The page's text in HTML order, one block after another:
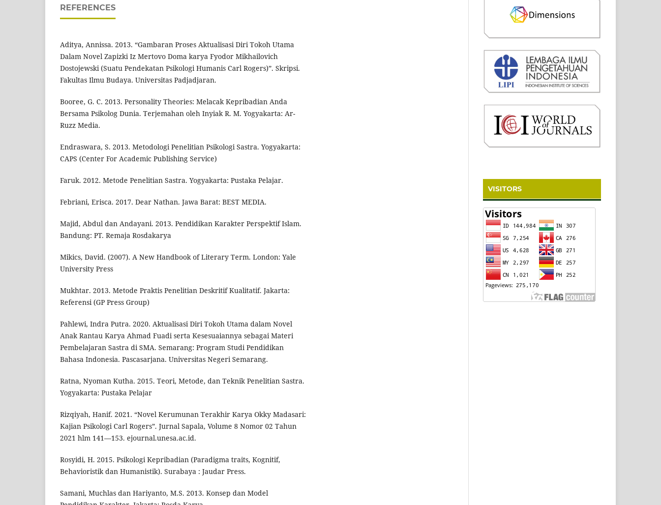
REFERENCES
Aditya, Annissa. 2013. “Gambaran Proses Aktualisasi Diri Tokoh Utama
Dalam Novel Zapizki Iz Mertovo Doma karya Fyodor Mikhailovich
Dostojewski (Suatu Pendekatan Psikologi Humanis Carl Rogers)”. Skripsi.
Fakultas Ilmu Budaya. Universitas Padjadjaran.
Booree, G. C. 2013. Personality Theories: Melacak Kepribadian Anda
Bersama Psikolog Dunia. Terjemahan oleh Inyiak R. M. Yogyakarta: Ar-
Ruzz Media.
Endraswara, S. 2013. Metodologi Penelitian Psikologi Sastra. Yogyakarta:
CAPS (Center For Academic Publishing Service)
Faruk. 2012. Metode Penelitian Sastra. Yogyakarta: Pustaka Pelajar.
Febriani, Erisca. 2017. Dear Nathan. Jawa Barat: BEST MEDIA.
Majid, Abdul dan Andayani. 2013. Pendidikan Karakter Perspektif Islam.
Bandung: PT. Remaja Rosdakarya
Mikics, David. (2007). A New Handbook of Literary Term. London: Yale
University Press
Mukhtar. 2013. Metode Praktis Penelitian Deskritif Kualitatif. Jakarta:
Referensi (GP Press Group)
Pahlewi, Indra Putra. 2020. Aktualisasi Diri Tokoh Utama dalam Novel
Anak Rantau Karya Ahmad Fuadi serta Kesesuaiannya sebagai Materi
Pembelajaran Sastra di SMA. Semarang: Program Studi Pendidikan
Bahasa Indonesia. Pascasarjana. Universitas Negeri Semarang.
Ratna, Nyoman Kutha. 2015. Teori, Metode, dan Teknik Penelitian Sastra.
Yogyakarta: Pustaka Pelajar
Rizqiyah, Hanif. 2021. “Novel Kerumunan Terakhir Karya Okky Madasari:
Kajian Psikologi Carl Rogers”. Jurnal Sapala, Volume 8 Nomor 02 Tahun
2021 hlm 141—153. ejournal.unesa.ac.id.
Rosyidi, H. 2015. Psikologi Kepribadian (Paradigma traits, Kognitif,
Behavioristik dan Humanistik). Surabaya : Jaudar Press.
Samani, Muchlas dan Hariyanto, M.S. 2013. Konsep dan Model
VISITORS